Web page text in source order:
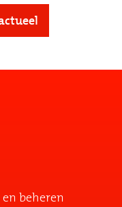
beheren